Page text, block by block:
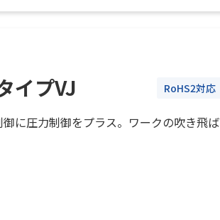
イプVJ RoHS2対応
に圧力制御をプラス。ワークの吹き飛ば